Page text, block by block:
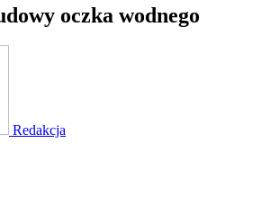
oczka wodnego
Redakcja